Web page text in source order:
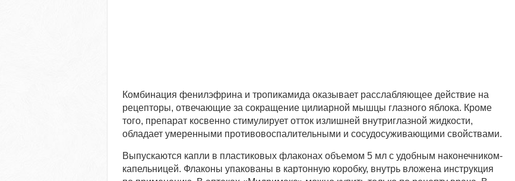
Комбинация фенилэфрина и тропикамида оказывает расслабляющее действие на
рецепторы, отвечающие за сокращение цилиарной мышцы глазного яблока. Кроме
того, препарат косвенно стимулирует отток излишней внутриглазной жидкости,
обладает умеренными противовоспалительными и сосудосуживающими свойствами.
Выпускаются капли в пластиковых флаконах объемом 5 мл с удобным наконечником-
капельницей. Флаконы упакованы в картонную коробку, внутрь вложена инструкция